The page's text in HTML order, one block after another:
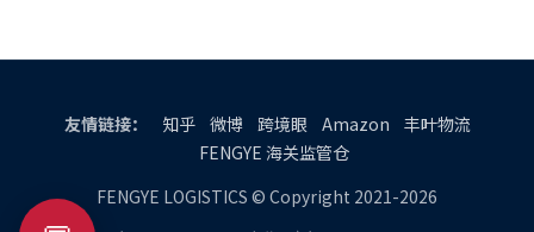
友情链接： 知乎 微博 跨境眼 Amazon
丰叶物流
FENGYE 海关监管仓
FENGYE LOGISTICS © Copyright 2021-2026